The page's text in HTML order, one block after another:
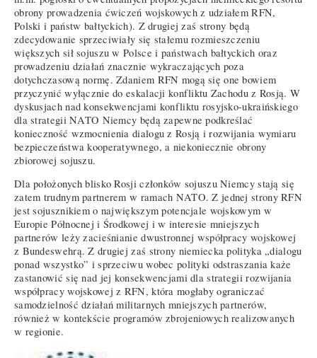
obrony prowadzenia ćwiczeń wojskowych z udziałem RFN,
Polski i państw bałtyckich). Z drugiej zaś strony będą
zdecydowanie sprzeciwiały się stałemu rozmieszczeniu
większych sił sojuszu w Polsce i państwach bałtyckich oraz
prowadzeniu działań znacznie wykraczających poza
dotychczasową normę. Zdaniem RFN mogą się one bowiem
przyczynić wyłącznie do eskalacji konfliktu Zachodu z Rosją. W
dyskusjach nad konsekwencjami konfliktu rosyjsko-ukraińskiego
dla strategii NATO Niemcy będą zapewne podkreślać
konieczność wzmocnienia dialogu z Rosją i rozwijania wymiaru
bezpieczeństwa kooperatywnego, a niekoniecznie obrony
zbiorowej sojuszu.
Dla położonych blisko Rosji członków sojuszu Niemcy stają się
zatem trudnym partnerem w ramach NATO. Z jednej strony RFN
jest sojusznikiem o największym potencjale wojskowym w
Europie Północnej i Środkowej i w interesie mniejszych
partnerów leży zacieśnianie dwustronnej współpracy wojskowej
z Bundeswehrą. Z drugiej zaś strony niemiecka polityka „dialogu
ponad wszystko” i sprzeciwu wobec polityki odstraszania każe
zastanowić się nad jej konsekwencjami dla strategii rozwijania
współpracy wojskowej z RFN, która mogłaby ograniczać
samodzielność działań militarnych mniejszych partnerów,
również w kontekście programów zbrojeniowych realizowanych
w regionie.